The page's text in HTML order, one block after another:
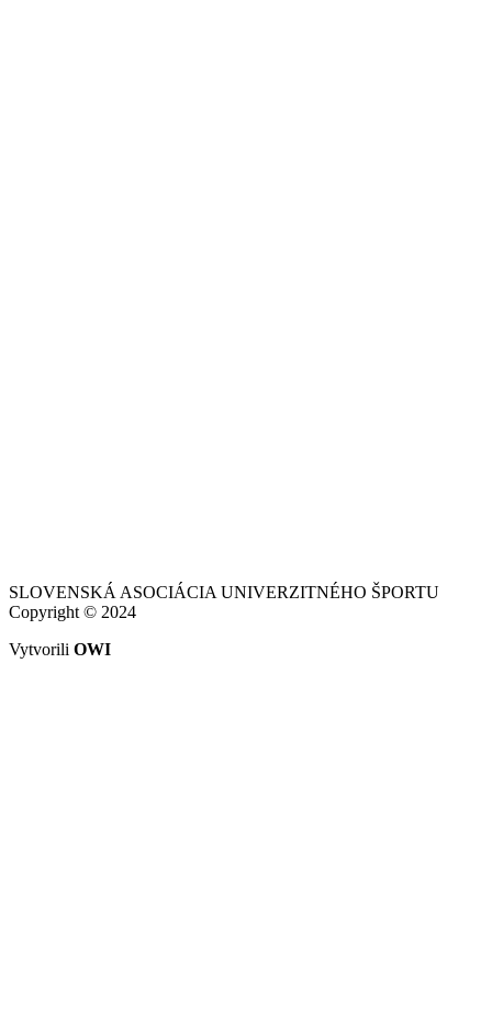
SLOVENSKÁ ASOCIÁCIA UNIVERZITNÉHO ŠPORTU
Copyright © 2024
Vytvorili OWI